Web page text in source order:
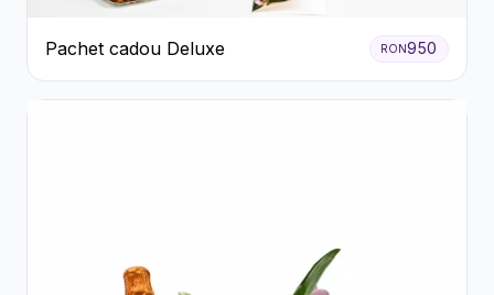
Pachet cadou Deluxe RON950